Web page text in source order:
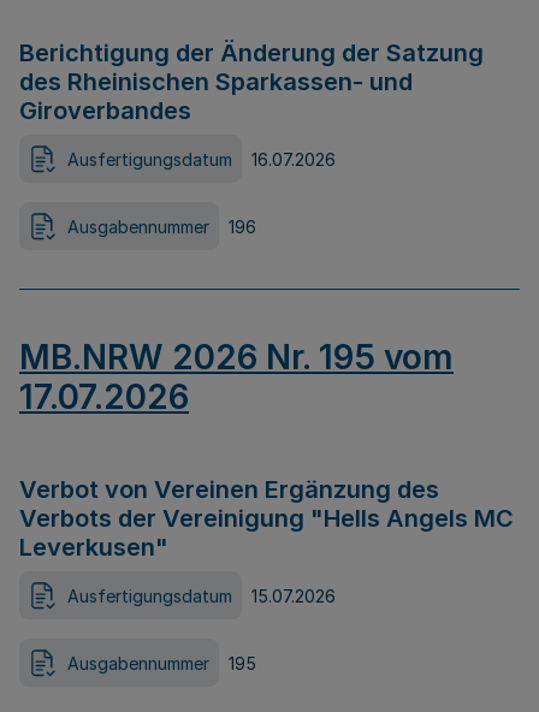
Berichtigung der Änderung der Satzung
des Rheinischen Sparkassen- und
Giroverbandes
Ausfertigungsdatum 16.07.2026
Ausgabennummer 196
MB.NRW 2026 Nr. 195 vom
17.07.2026
Verbot von Vereinen Ergänzung des
Verbots der Vereinigung "Hells Angels MC
Leverkusen"
Ausfertigungsdatum 15.07.2026
Ausgabennummer 195